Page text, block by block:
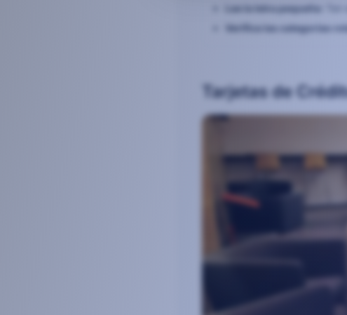
Lee la letra pequeña:
Verifica las categorías
Tarjetas de